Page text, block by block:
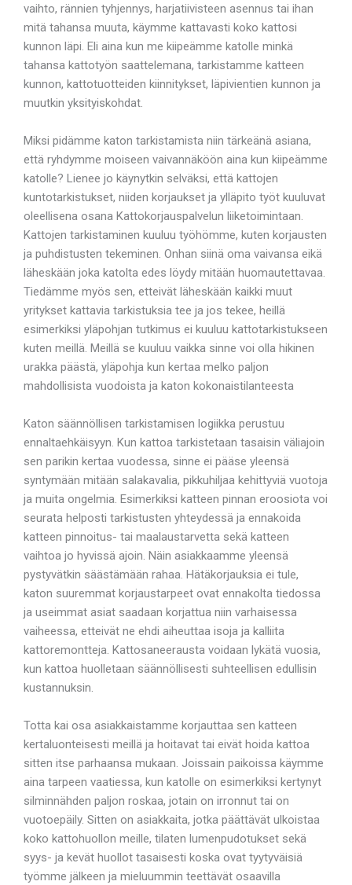
vaihto, rännien tyhjennys, harjatiivisteen asennus tai ihan
mitä tahansa muuta, käymme kattavasti koko kattosi
kunnon läpi. Eli aina kun me kiipeämme katolle minkä
tahansa kattotyön saattelemana, tarkistamme katteen
kunnon, kattotuotteiden kiinnitykset, läpivientien kunnon ja
muutkin yksityiskohdat.
Miksi pidämme katon tarkistamista niin tärkeänä asiana,
että ryhdymme moiseen vaivannäköön aina kun kiipeämme
katolle? Lienee jo käynytkin selväksi, että kattojen
kuntotarkistukset, niiden korjaukset ja ylläpito työt kuuluvat
oleellisena osana Kattokorjauspalvelun liiketoimintaan.
Kattojen tarkistaminen kuuluu työhömme, kuten korjausten
ja puhdistusten tekeminen. Onhan siinä oma vaivansa eikä
läheskään joka katolta edes löydy mitään huomautettavaa.
Tiedämme myös sen, etteivät läheskään kaikki muut
yritykset kattavia tarkistuksia tee ja jos tekee, heillä
esimerkiksi yläpohjan tutkimus ei kuuluu kattotarkistukseen
kuten meillä. Meillä se kuuluu vaikka sinne voi olla hikinen
urakka päästä, yläpohja kun kertaa melko paljon
mahdollisista vuodoista ja katon kokonaistilanteesta
Katon säännöllisen tarkistamisen logiikka perustuu
ennaltaehkäisyyn. Kun kattoa tarkistetaan tasaisin väliajoin
sen parikin kertaa vuodessa, sinne ei pääse yleensä
syntymään mitään salakavalia, pikkuhiljaa kehittyviä vuotoja
ja muita ongelmia. Esimerkiksi katteen pinnan eroosiota voi
seurata helposti tarkistusten yhteydessä ja ennakoida
katteen pinnoitus- tai maalaustarvetta sekä katteen
vaihtoa jo hyvissä ajoin. Näin asiakkaamme yleensä
pystyvätkin säästämään rahaa. Hätäkorjauksia ei tule,
katon suuremmat korjaustarpeet ovat ennakolta tiedossa
ja useimmat asiat saadaan korjattua niin varhaisessa
vaiheessa, etteivät ne ehdi aiheuttaa isoja ja kalliita
kattoremontteja. Kattosaneerausta voidaan lykätä vuosia,
kun kattoa huolletaan säännöllisesti suhteellisen edullisin
kustannuksin.
Totta kai osa asiakkaistamme korjauttaa sen katteen
kertaluonteisesti meillä ja hoitavat tai eivät hoida kattoa
sitten itse parhaansa mukaan. Joissain paikoissa käymme
aina tarpeen vaatiessa, kun katolle on esimerkiksi kertynyt
silminnähden paljon roskaa, jotain on irronnut tai on
vuotoepäily. Sitten on asiakkaita, jotka päättävät ulkoistaa
koko kattohuollon meille, tilaten lumenpudotukset sekä
syys- ja kevät huollot tasaisesti koska ovat tyytyväisiä
työmme jälkeen ja mieluummin teettävät osaavilla